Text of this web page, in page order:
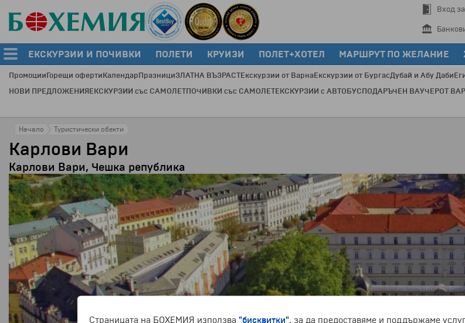
Вход
ЕКСКУРЗИИ И ПОЧИВКИ ПОЛЕТИ КРУИЗИ ПОЛЕТ+ХОТЕЛ МАРШРУТ ПО ЖЕЛАНИЕ
ПромоцииГорещи офертиКалендарПразнициЗЛАТНА ВЪЗРАСТЕкскурзии от ВарнаЕкскурзии от БургасДубай и Абу Даби
НОВИ ПРЕДЛОЖЕНИЯЕКСКУРЗИИ със САМОЛЕТПОЧИВКИ със САМОЛЕТЕКСКУРЗИИ с АВТОБУСПОДАРЪЧЕН ВАУЧЕРОТ
Начало Туристически обекти
Карлови Вари
Карлови Вари, Чешка република
Страницата на БОХЕМИЯ използва "бисквитки", за да предоставяме и поддържаме